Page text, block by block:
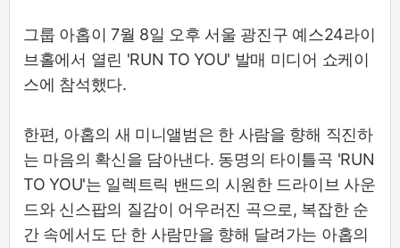
그룹 아홉이 7월 8일 오후 서울 광진구 예스24라이
브홀에서 열린 'RUN TO YOU' 발매 미디어 쇼케이
스에 참석했다.
한편, 아홉의 새 미니앨범은 한 사람을 향해 직진하
는 마음의 확신을 담아낸다. 동명의 타이틀곡 'RUN
TO YOU'는 일렉트릭 밴드의 시원한 드라이브 사운
드와 신스팝의 질감이 어우러진 곡으로, 복잡한 순
간 속에서도 단 한 사람만을 향해 달려가는 아홉의